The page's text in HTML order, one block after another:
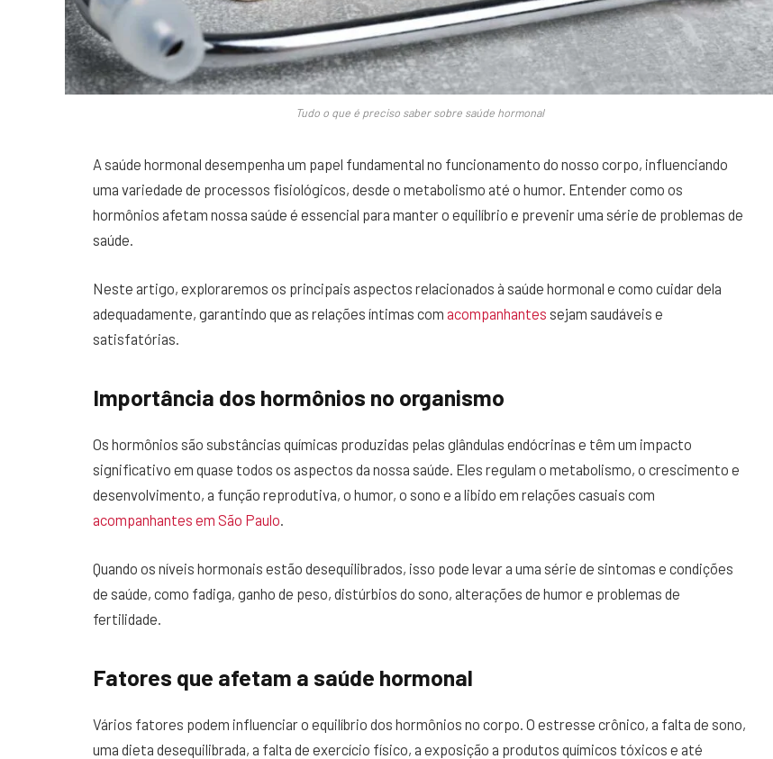
Tudo o que é preciso saber sobre saúde hormonal
A saúde hormonal desempenha um papel fundamental no funcionamento do nosso corpo, influenciando
uma variedade de processos fisiológicos, desde o metabolismo até o humor. Entender como os
hormônios afetam nossa saúde é essencial para manter o equilíbrio e prevenir uma série de problemas de
saúde.
Neste artigo, exploraremos os principais aspectos relacionados à saúde hormonal e como cuidar dela
adequadamente, garantindo que as relações íntimas com acompanhantes sejam saudáveis e
satisfatórias.
Importância dos hormônios no organismo
Os hormônios são substâncias químicas produzidas pelas glândulas endócrinas e têm um impacto
significativo em quase todos os aspectos da nossa saúde. Eles regulam o metabolismo, o crescimento e
desenvolvimento, a função reprodutiva, o humor, o sono e a libido em relações casuais com
acompanhantes em São Paulo.
Quando os níveis hormonais estão desequilibrados, isso pode levar a uma série de sintomas e condições
de saúde, como fadiga, ganho de peso, distúrbios do sono, alterações de humor e problemas de
fertilidade.
Fatores que afetam a saúde hormonal
Vários fatores podem influenciar o equilíbrio dos hormônios no corpo. O estresse crônico, a falta de sono,
uma dieta desequilibrada, a falta de exercício físico, a exposição a produtos químicos tóxicos e até